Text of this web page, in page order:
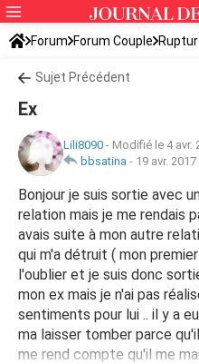
Forum Forum Couple
Sujet Précédent
Ex
Lili8090 - Modifié le 4 avr.
bbsatina - 19 avr.
Bonjour je suis sortie avec
relation mais je me rendais
avais suite à mon autre
qui m'a détruit ( mon
l'oublier et je suis donc
mon ex mais je n'ai pas
sentiments pour lui .. il y a
ma laisser tomber parce
me rend compte qu'il me